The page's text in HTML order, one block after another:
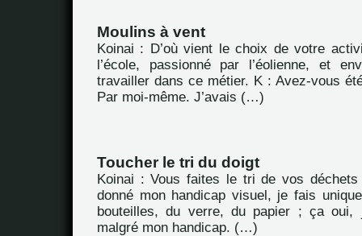
Moulins à vent
Koinai : D’où vient le choix de votre
l’école, passionné par l’éolienne, et
travailler dans ce métier. K : Avez-vous
Par moi-même. J’avais (…)
Toucher le tri du doigt
Koinai : Vous faites le tri de vos déchets
donné mon handicap visuel, je fais
bouteilles, du verre, du papier ; ça
malgré mon handicap. (…)